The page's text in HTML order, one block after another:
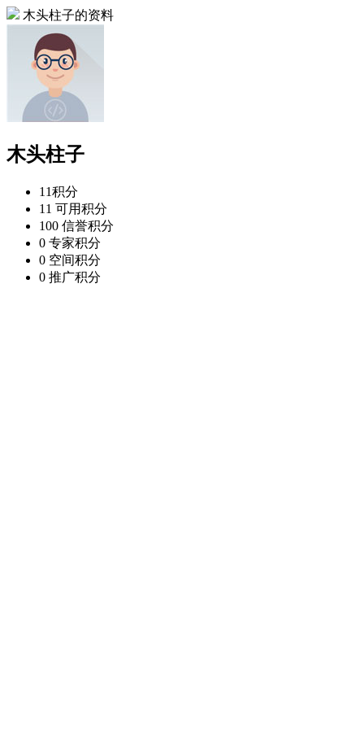
木头柱子的资料
木头柱子
11积分
11 可用积分
100 信誉积分
0 专家积分
0 空间积分
0 推广积分